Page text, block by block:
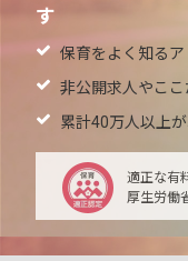
す
保育をよく知る
非公開求人やこ
累計40万人以上
適正な有
厚生労働